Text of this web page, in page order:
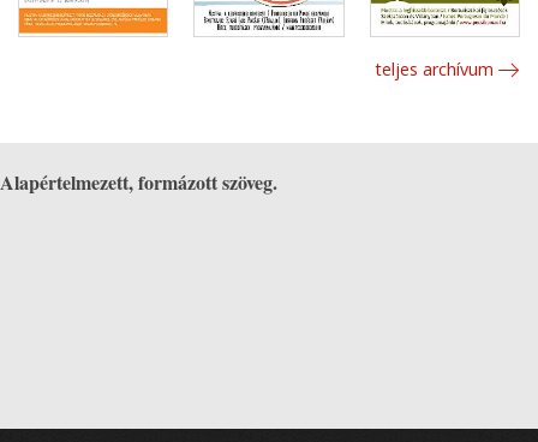
teljes archívum
Alapértelmezett, formázott szöveg.